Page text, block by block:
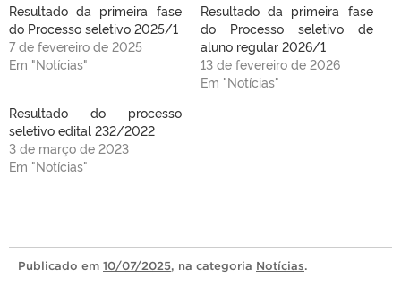
Resultado da primeira fase
do Processo seletivo 2025/1
7 de fevereiro de 2025
Em "Notícias"
Resultado da primeira fase
do Processo seletivo de
aluno regular 2026/1
13 de fevereiro de 2026
Em "Notícias"
Resultado do processo
seletivo edital 232/2022
3 de março de 2023
Em "Notícias"
Publicado em 10/07/2025, na categoria Notícias.